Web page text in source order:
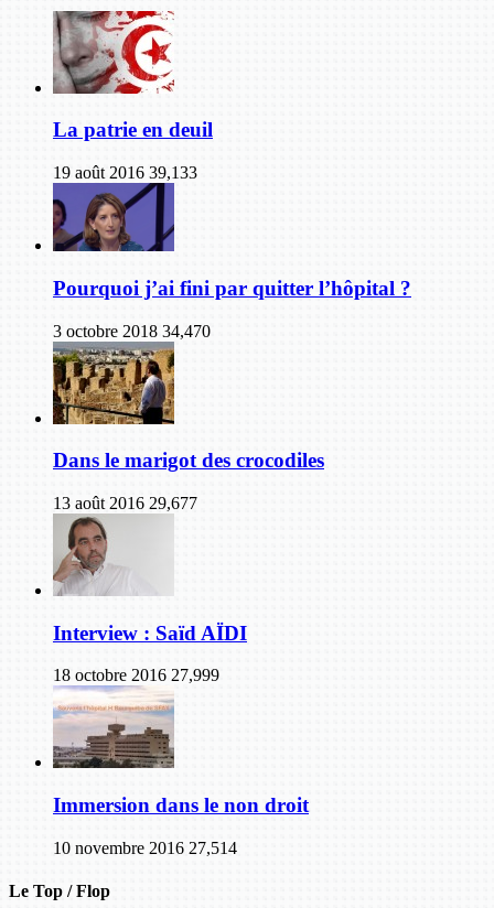
La patrie en deuil
19 août 2016 39,133
Pourquoi j’ai fini par quitter l’hôpital ?
3 octobre 2018 34,470
Dans le marigot des crocodiles
13 août 2016 29,677
Interview : Saïd AÏDI
18 octobre 2016 27,999
Immersion dans le non droit
10 novembre 2016 27,514
Le Top / Flop